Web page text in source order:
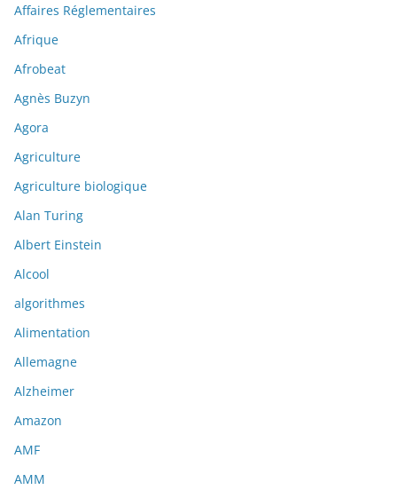
Affaires Réglementaires
Afrique
Afrobeat
Agnès Buzyn
Agora
Agriculture
Agriculture biologique
Alan Turing
Albert Einstein
Alcool
algorithmes
Alimentation
Allemagne
Alzheimer
Amazon
AMF
AMM